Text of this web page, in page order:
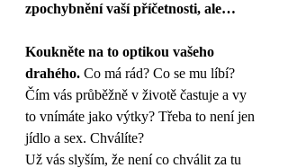
zpochybnění vaší příčetnosti, ale…
Koukněte na to optikou vašeho
drahého. Co má rád? Co se mu líbí?
Čím vás průběžně v životě častuje a vy
to vnímáte jako výtky? Třeba to není jen
jídlo a sex. Chválíte?
Už vás slyším, že není co chválit za tu